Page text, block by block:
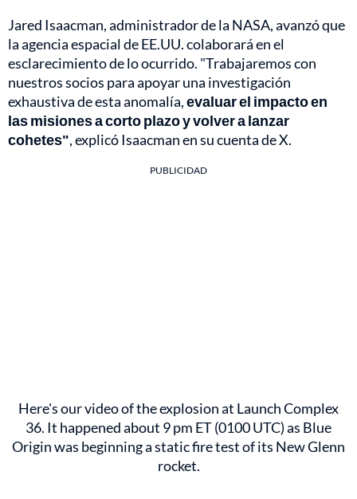
Jared Isaacman, administrador de la NASA, avanzó que
la agencia espacial de EE.UU. colaborará en el
esclarecimiento de lo ocurrido. "Trabajaremos con
nuestros socios para apoyar una investigación
exhaustiva de esta anomalía,evaluar el impacto en
las misiones a corto plazo y volver a lanzar
cohetes", explicó Isaacman en su cuenta de X.
PUBLICIDAD
Here's our video of the explosion at Launch Complex
36. It happened about 9 pm ET (0100 UTC) as Blue
Origin was beginning a static fire test of its New Glenn
rocket.